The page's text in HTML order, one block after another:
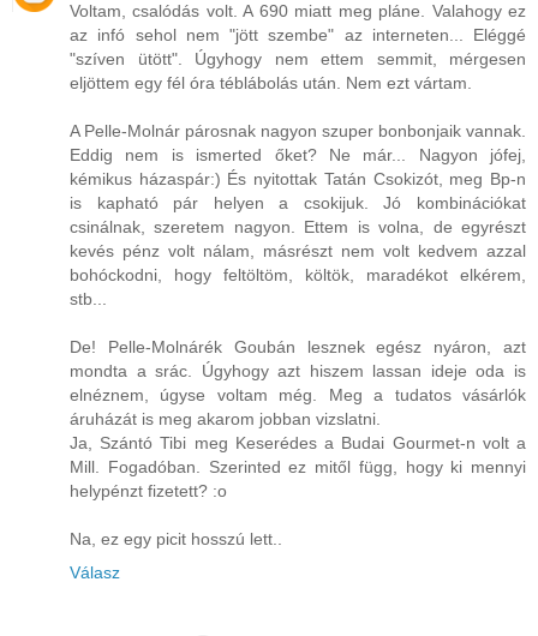
Voltam, csalódás volt. A 690 miatt meg pláne. Valahogy ez
az infó sehol nem "jött szembe" az interneten... Eléggé
"szíven ütött". Úgyhogy nem ettem semmit, mérgesen
eljöttem egy fél óra téblábolás után. Nem ezt vártam.
A Pelle-Molnár párosnak nagyon szuper bonbonjaik vannak.
Eddig nem is ismerted őket? Ne már... Nagyon jófej,
kémikus házaspár:) És nyitottak Tatán Csokizót, meg Bp-n
is kapható pár helyen a csokijuk. Jó kombinációkat
csinálnak, szeretem nagyon. Ettem is volna, de egyrészt
kevés pénz volt nálam, másrészt nem volt kedvem azzal
bohóckodni, hogy feltöltöm, költök, maradékot elkérem,
stb...
De! Pelle-Molnárék Goubán lesznek egész nyáron, azt
mondta a srác. Úgyhogy azt hiszem lassan ideje oda is
elnéznem, úgyse voltam még. Meg a tudatos vásárlók
áruházát is meg akarom jobban vizslatni.
Ja, Szántó Tibi meg Keserédes a Budai Gourmet-n volt a
Mill. Fogadóban. Szerinted ez mitől függ, hogy ki mennyi
helypénzt fizetett? :o
Na, ez egy picit hosszú lett..
Válasz